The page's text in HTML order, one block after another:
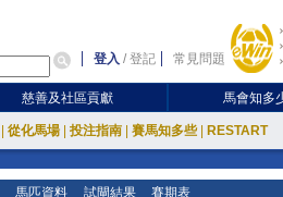
登入 /登記 常見問題
慈善及社區貢獻 馬會知多
從化馬場 投注指南 賽馬知多些 RESTART
馬匹資料 試閘結果 賽期表